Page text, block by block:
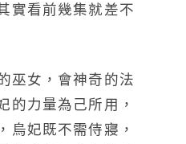
實看前幾集就差不
巫女，會神奇的法
的力量為己所用，
烏妃既不需侍寢，